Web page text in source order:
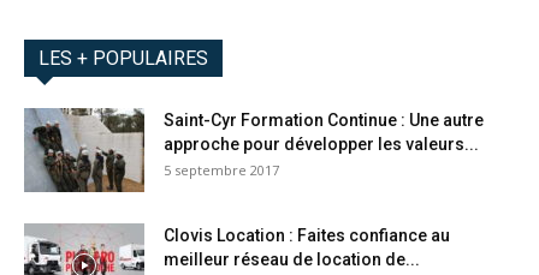
LES + POPULAIRES
Saint-Cyr Formation Continue : Une autre
approche pour développer les valeurs...
5 septembre 2017
Clovis Location : Faites confiance au
meilleur réseau de location de...